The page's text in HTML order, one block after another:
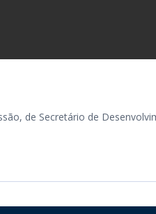
de Secretário de